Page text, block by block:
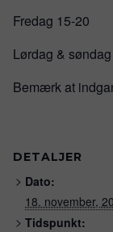
Fredag 15-20
Lørdag &
Bemærk at
DETALJER
Dato:
18. november,
Tidspunkt: